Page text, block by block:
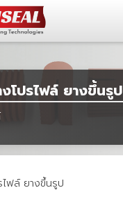
โปรไฟล์ ยางขึ้นรูป
ไฟล์ ยางขึ้นรูป